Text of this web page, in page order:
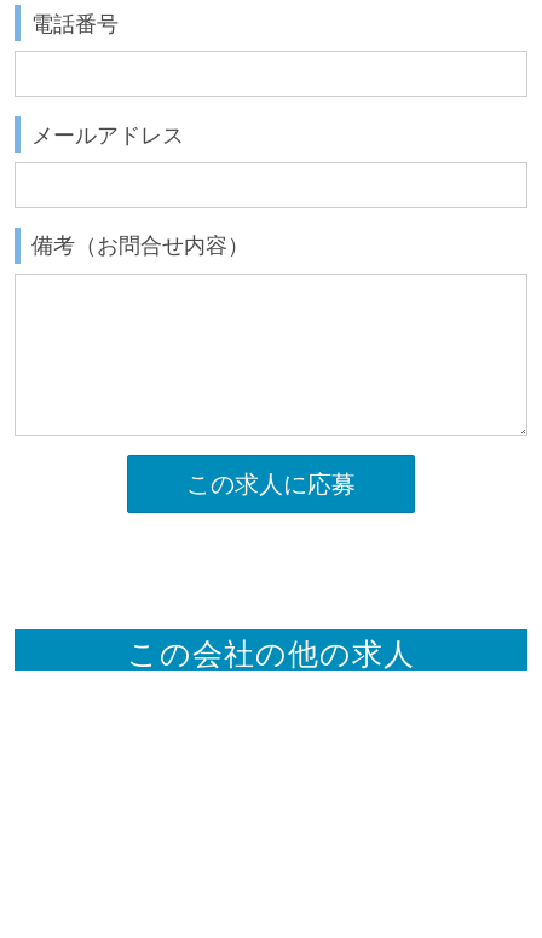
電話番号
メールアドレス
備考（お問合せ内容）
この求人に応募
この会社の他の求人